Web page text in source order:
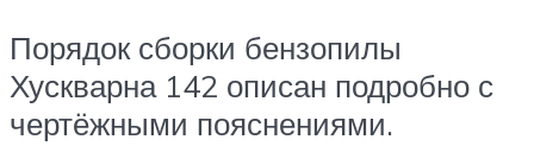
Порядок сборки бензопилы
Хускварна 142 описан подробно с
чертёжными пояснениями.